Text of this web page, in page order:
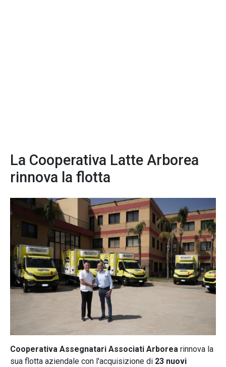
La Cooperativa Latte Arborea
rinnova la flotta
Cooperativa Assegnatari Associati Arborea rinnova la
sua flotta aziendale con l'acquisizione di 23 nuovi